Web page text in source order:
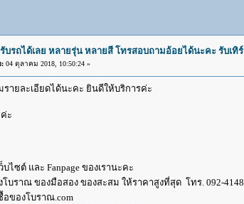
บรถได้เลย หลายรุ่น หลายสี โทรสอบถามอ้อยได้นะคะ รับเทิ
:04 ตุลาคม 2018, 10:50:24 »
ายละเอียดได้นะคะ ยินดีให้บริการค่ะ
ะ
ไซต์ และ Fanpage ของเรานะคะ
บราณ ของมือสอง ของสะสม ให้ราคาสูงที่สุด โทร. 092-
อของโบราณ.com